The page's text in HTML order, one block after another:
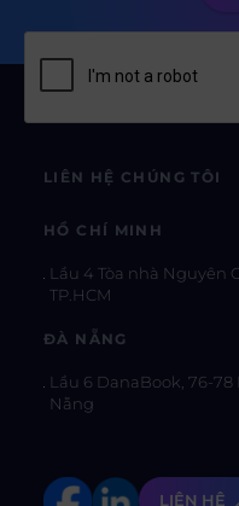
LIÊN HỆ CHÚNG TÔI
HỒ CHÍ MINH
Lầu 4 Tòa nhà Nguyên
TP.HCM
ĐÀ NẴNG
Lầu 6 DanaBook, 76-
Nẵng
LIÊN HỆ